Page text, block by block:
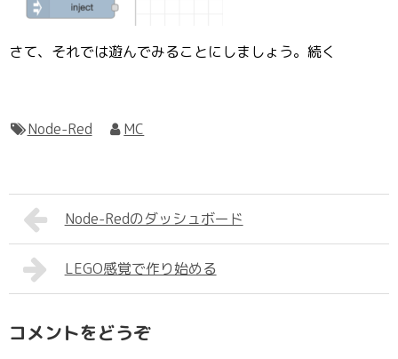
さて、それでは遊んでみることにしましょう。続く
Node-Red MC
Node-Redのダッシュボード
LEGO感覚で作り始める
コメントをどうぞ